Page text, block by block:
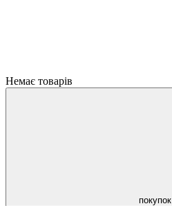
Немає товарів
покупок